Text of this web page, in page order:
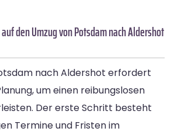
den Umzug von Potsdam nach Aldershot
nach Aldershot erfordert
um einen reibungslosen
Der erste Schritt besteht
Termine und Fristen im